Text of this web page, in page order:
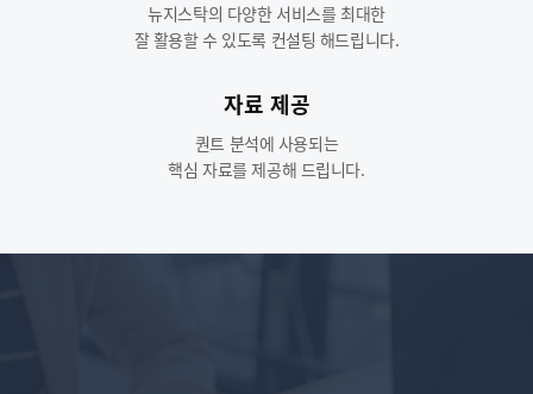
뉴지스탁의 다양한 서비스를 최대한
잘 활용할 수 있도록 컨설팅 해드립니다.
자료 제공
퀀트 분석에 사용되는
핵심 자료를 제공해 드립니다.